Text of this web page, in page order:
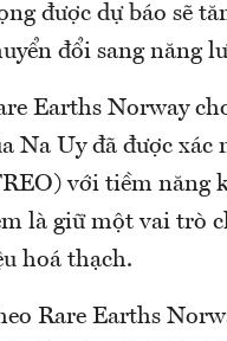
được dự báo sẽ
đổi sang năng
Earths Norway
Na Uy đã được
với tiềm năng
là giữ một vai trò
hoá thạch.
Rare Earths